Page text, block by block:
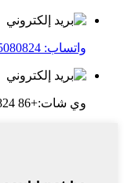
واتساب: 8617895080824
وي شات:+86 18362730824